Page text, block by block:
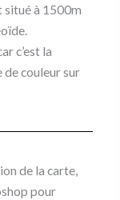
situé à 1500m
c’est la
de couleur sur
de la carte,
pour